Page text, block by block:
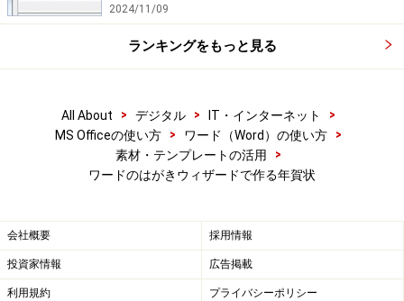
2024/11/09
ランキングをもっと見る
All About > デジタル > IT・インターネット
>
MS Officeの使い方
> ワード（Word）の使い方
>
素材・テンプレートの活用
>
ワードのはがきウィザードで作る年賀状
会社概要 採用情報
投資家情報 広告掲載
利用規約 プライバシーポリシー